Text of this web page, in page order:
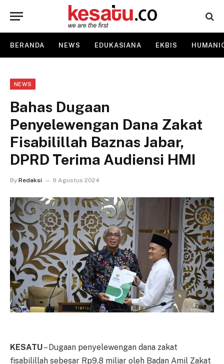
BERANDA NEWS EDUKASIANA EKBIS
NEWS
Bahas Dugaan
Penyelewengan Dana Zakat
Fisabilillah Baznas Jabar,
DPRD Terima Audiensi HMI
By Redaksi 9 Agustus 2024
KESATU– Dugaan penyelewengan dana zakat
fisabilillah sebesar Rp9,8 miliar oleh Badan Amil Zakat